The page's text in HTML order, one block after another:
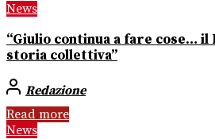
News
“Giulio continua a fare cose… il
storia collettiva”
Redazione
Read more
News